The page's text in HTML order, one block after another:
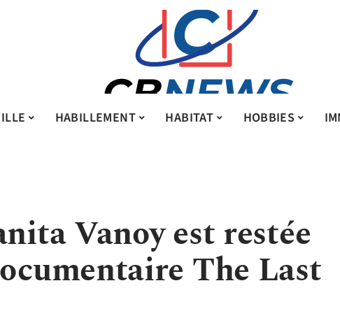
HABILLEMENT HABITAT HOBBIES
Vanoy est restée
The Last